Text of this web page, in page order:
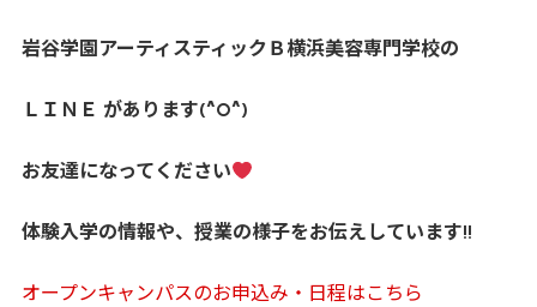
岩谷学園アーティスティックＢ横浜美容専門学校の
ＬＩＮＥ があります(^O^)
お友達になってください
体験入学の情報や、授業の様子をお伝えしています!!
オープンキャンパスのお申込み・日程はこちら